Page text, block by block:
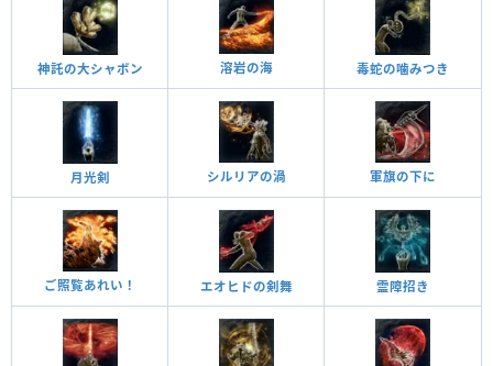
神託の大シャボン 溶岩の海 毒蛇の噛みつき
月光剣 シルリアの渦 軍旗の下に
ご照覧あれい！ エオヒドの剣舞 霊障招き